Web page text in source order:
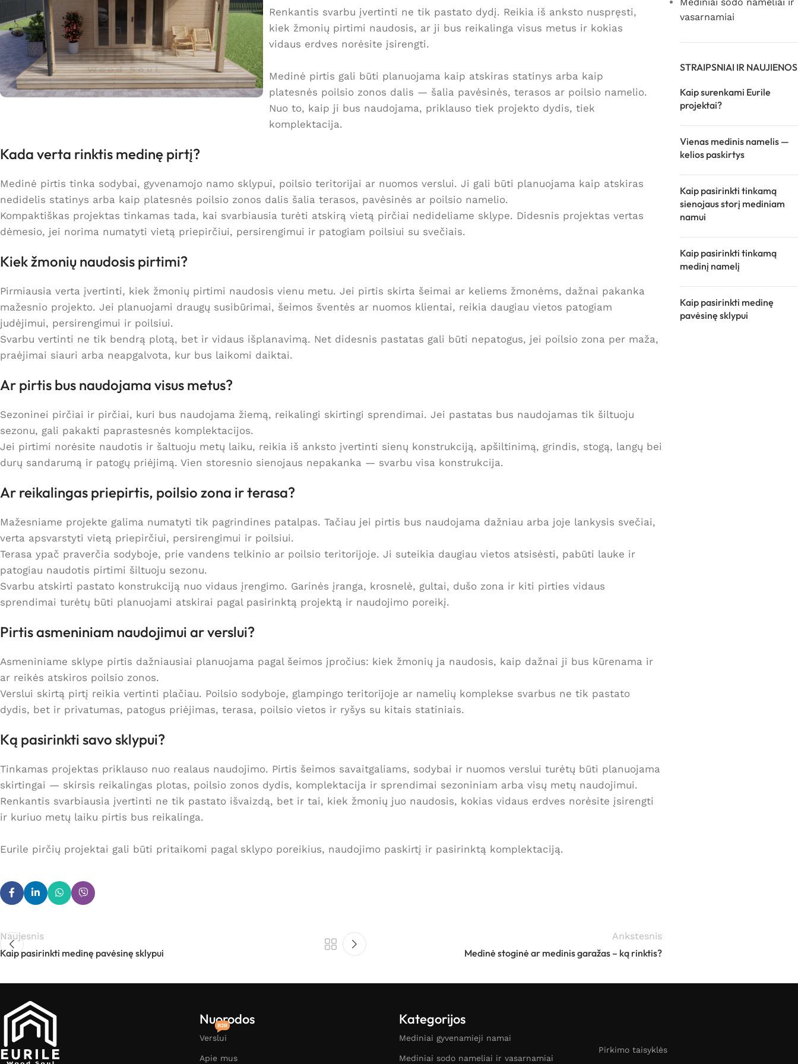
Renkantis svarbu įvertinti ne tik pastato dydį. Reikia iš anksto nuspręsti,
kiek žmonių pirtimi naudosis, ar ji bus reikalinga visus metus ir kokias
vidaus erdves norėsite įsirengti.
Medinė pirtis gali būti planuojama kaip atskiras statinys arba kaip
platesnės poilsio zonos dalis — šalia pavėsinės, terasos ar poilsio namelio.
Nuo to, kaip ji bus naudojama, priklauso tiek projekto dydis, tiek
komplektacija.
Kada verta rinktis medinę pirtį?
Medinė pirtis tinka sodybai, gyvenamojo namo sklypui, poilsio teritorijai ar nuomos verslui. Ji gali būti planuojama kaip atskiras
nedidelis statinys arba kaip platesnės poilsio zonos dalis šalia terasos, pavėsinės ar poilsio namelio.
Kompaktiškas projektas tinkamas tada, kai svarbiausia turėti atskirą vietą pirčiai nedideliame sklype. Didesnis projektas vertas
dėmesio, jei norima numatyti vietą priepirčiui, persirengimui ir patogiam poilsiui su svečiais.
Kiek žmonių naudosis pirtimi?
Pirmiausia verta įvertinti, kiek žmonių pirtimi naudosis vienu metu. Jei pirtis skirta šeimai ar keliems žmonėms, dažnai pakanka
mažesnio projekto. Jei planuojami draugų susibūrimai, šeimos šventės ar nuomos klientai, reikia daugiau vietos patogiam
judėjimui, persirengimui ir poilsiui.
Svarbu vertinti ne tik bendrą plotą, bet ir vidaus išplanavimą. Net didesnis pastatas gali būti nepatogus, jei poilsio zona per maža,
praėjimai siauri arba neapgalvota, kur bus laikomi daiktai.
Ar pirtis bus naudojama visus metus?
Sezoninei pirčiai ir pirčiai, kuri bus naudojama žiemą, reikalingi skirtingi sprendimai. Jei pastatas bus naudojamas tik šiltuoju
sezonu, gali pakakti paprastesnės komplektacijos.
Jei pirtimi norėsite naudotis ir šaltuoju metų laiku, reikia iš anksto įvertinti sienų konstrukciją, apšiltinimą, grindis, stogą, langų bei
durų sandarumą ir patogų priėjimą. Vien storesnio sienojaus nepakanka — svarbu visa konstrukcija.
Ar reikalingas priepirtis, poilsio zona ir terasa?
Mažesniame projekte galima numatyti tik pagrindines patalpas. Tačiau jei pirtis bus naudojama dažniau arba joje lankysis svečiai,
verta apsvarstyti vietą priepirčiui, persirengimui ir poilsiui.
Terasa ypač praverčia sodyboje, prie vandens telkinio ar poilsio teritorijoje. Ji suteikia daugiau vietos atsisėsti, pabūti lauke ir
patogiau naudotis pirtimi šiltuoju sezonu.
Svarbu atskirti pastato konstrukciją nuo vidaus įrengimo. Garinės įranga, krosnelė, gultai, dušo zona ir kiti pirties vidaus
sprendimai turėtų būti planuojami atskirai pagal pasirinktą projektą ir naudojimo poreikį.
Pirtis asmeniniam naudojimui ar verslui?
Asmeniniame sklype pirtis dažniausiai planuojama pagal šeimos įpročius: kiek žmonių ja naudosis, kaip dažnai ji bus kūrenama ir
ar reikės atskiros poilsio zonos.
Verslui skirtą pirtį reikia vertinti plačiau. Poilsio sodyboje, glampingo teritorijoje ar namelių komplekse svarbus ne tik pastato
dydis, bet ir privatumas, patogus priėjimas, terasa, poilsio vietos ir ryšys su kitais statiniais.
Ką pasirinkti savo sklypui?
Tinkamas projektas priklauso nuo realaus naudojimo. Pirtis šeimos savaitgaliams, sodybai ir nuomos verslui turėtų būti planuojama
skirtingai — skirsis reikalingas plotas, poilsio zonos dydis, komplektacija ir sprendimai sezoniniam arba visų metų naudojimui.
Renkantis svarbiausia įvertinti ne tik pastato išvaizdą, bet ir tai, kiek žmonių juo naudosis, kokias vidaus erdves norėsite įsirengti
ir kuriuo metų laiku pirtis bus reikalinga.
Eurile pirčių projektai gali būti pritaikomi pagal sklypo poreikius, naudojimo paskirtį ir pasirinktą komplektaciją.
Naujesnis
Kaip pasirinkti medinę pavėsinę sklypui
Ankstesnis
Medinė stoginė ar medinis garažas – ką rinktis?
vasarnamiai
STRAIPSNIAI IR NAUJIENOS
Kaip surenkami Eurile
projektai?
Vienas medinis namelis —
kelios paskirtys
Kaip pasirinkti tinkamą
sienojaus storį mediniam
namui
Kaip pasirinkti tinkamą
medinį namelį
Kaip pasirinkti medinę
pavėsinę sklypui
Nuorodos
Verslui
B2B
Apie mus
Kategorijos
Mediniai gyvenamieji namai
Mediniai sodo nameliai ir vasarnamiai
Pirkimo taisyklės